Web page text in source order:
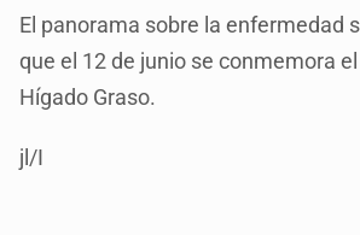
El panorama sobre la enfermedad
que el 12 de junio se conmemora
Hígado Graso.
jl/I